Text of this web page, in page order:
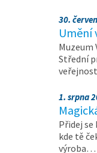
30.
Umění
Muzeum
Střední
1. srpna
Přidej
kde tě
výroba…